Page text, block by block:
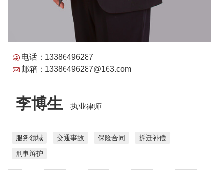
电话：13386496287
邮箱：13386496287@163.com
李博生 执业律师
服务领域 交通事故 保险合同
拆迁补偿
刑事辩护